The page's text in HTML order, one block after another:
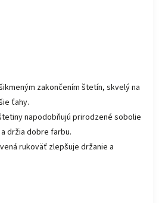
zakončením štetín, skvelý na
ťahy.
napodobňujú prirodzené sobolie
držia dobre farbu.
rukoväť zlepšuje držanie a